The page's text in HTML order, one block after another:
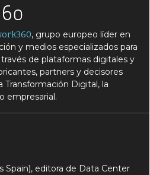
, grupo europeo líder en
y medios especializados para
de plataformas digitales y
partners y decisores
Digital, la
empresarial.
Spain), editora de Data Center